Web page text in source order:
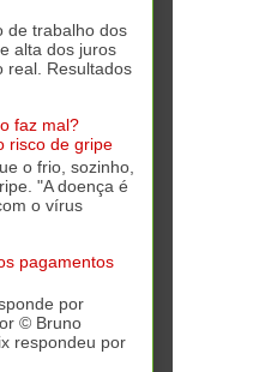
de trabalho dos
alta dos juros
real. Resultados
faz mal?
risco de gripe
o frio, sozinho,
"A doença é
o vírus
pagamentos
por
© Bruno
respondeu por